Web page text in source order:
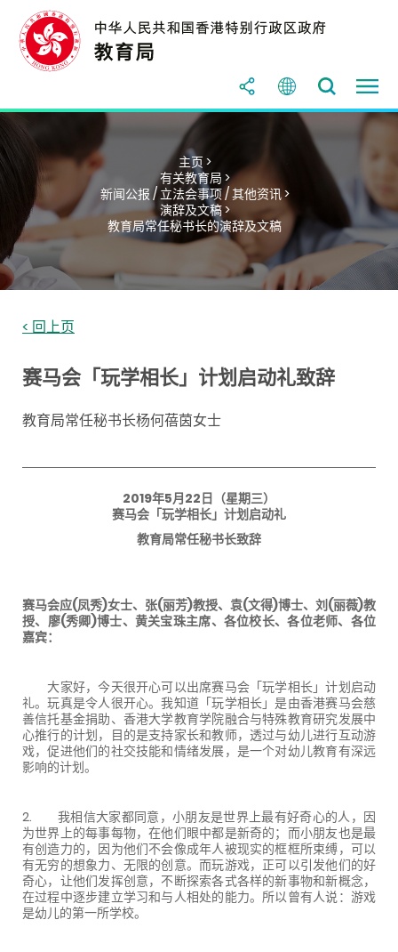
主页 >
有关教育局 >
新闻公报 / 立法会事项 / 其他资讯 >
演辞及文稿 >
教育局常任秘书长的演辞及文稿
< 回上页
赛马会「玩学相长」计划启动礼致辞
教育局常任秘书长杨何蓓茵女士
2019年5月22日（星期三）
赛马会「玩学相长」计划启动礼
教育局常任秘书长致辞
赛马会应(凤秀)女士、张(丽芳)教授、袁(文得)博士、刘(丽薇)教
授、廖(秀卿)博士、黄关宝珠主席、各位校长、各位老师、各位
嘉宾：
大家好，今天很开心可以出席赛马会「玩学相长」计划启动
礼。玩真是令人很开心。我知道「玩学相长」是由香港赛马会慈
善信托基金捐助、香港大学教育学院融合与特殊教育研究发展中
心推行的计划，目的是支持家长和教师，透过与幼儿进行互动游
戏，促进他们的社交技能和情绪发展，是一个对幼儿教育有深远
影响的计划。
2. 我相信大家都同意，小朋友是世界上最有好奇心的人，因
为世界上的每事每物，在他们眼中都是新奇的；而小朋友也是最
有创造力的，因为他们不会像成年人被现实的框框所束缚，可以
有无穷的想象力、无限的创意。而玩游戏，正可以引发他们的好
奇心，让他们发挥创意，不断探索各式各样的新事物和新概念，
在过程中逐步建立学习和与人相处的能力。所以曾有人说：游戏
是幼儿的第一所学校。